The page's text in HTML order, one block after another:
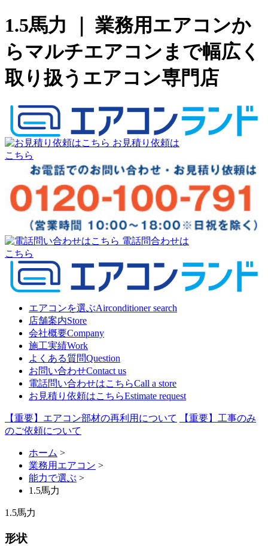
1.5馬力 ｜ 業務用エアコンか
らマルチエアコンまで幅広く
取り扱うエアコン専門店
お見積り依頼は
こちら
電話問合わせは
こちら
エアコンを選ぶAirconditioner search
店舗案内Store
会社概要Company
施工実績Work
よくある質問Question
お問い合わせContact us
電話問い合わせはこちらCall a store
お見積り依頼はこちらEstimate request
【重要】エアコン部材の再利用について
【重要】工事のみ
のご依頼について
ホーム >
業務用エアコン >
能力で選ぶ >
1.5馬力
1.5馬力
形状